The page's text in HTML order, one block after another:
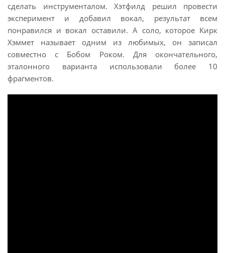
сделать инструменталом. Хэтфилд решил провести
эксперимент и добавил вокал, результат всем
понравился и вокал оставили. А соло, которое Кирк
Хэммет называет одним из любимых, он записал
совместно с Бобом Роком. Для окончательного,
эталонного варианта использовали более 10
фрагментов.